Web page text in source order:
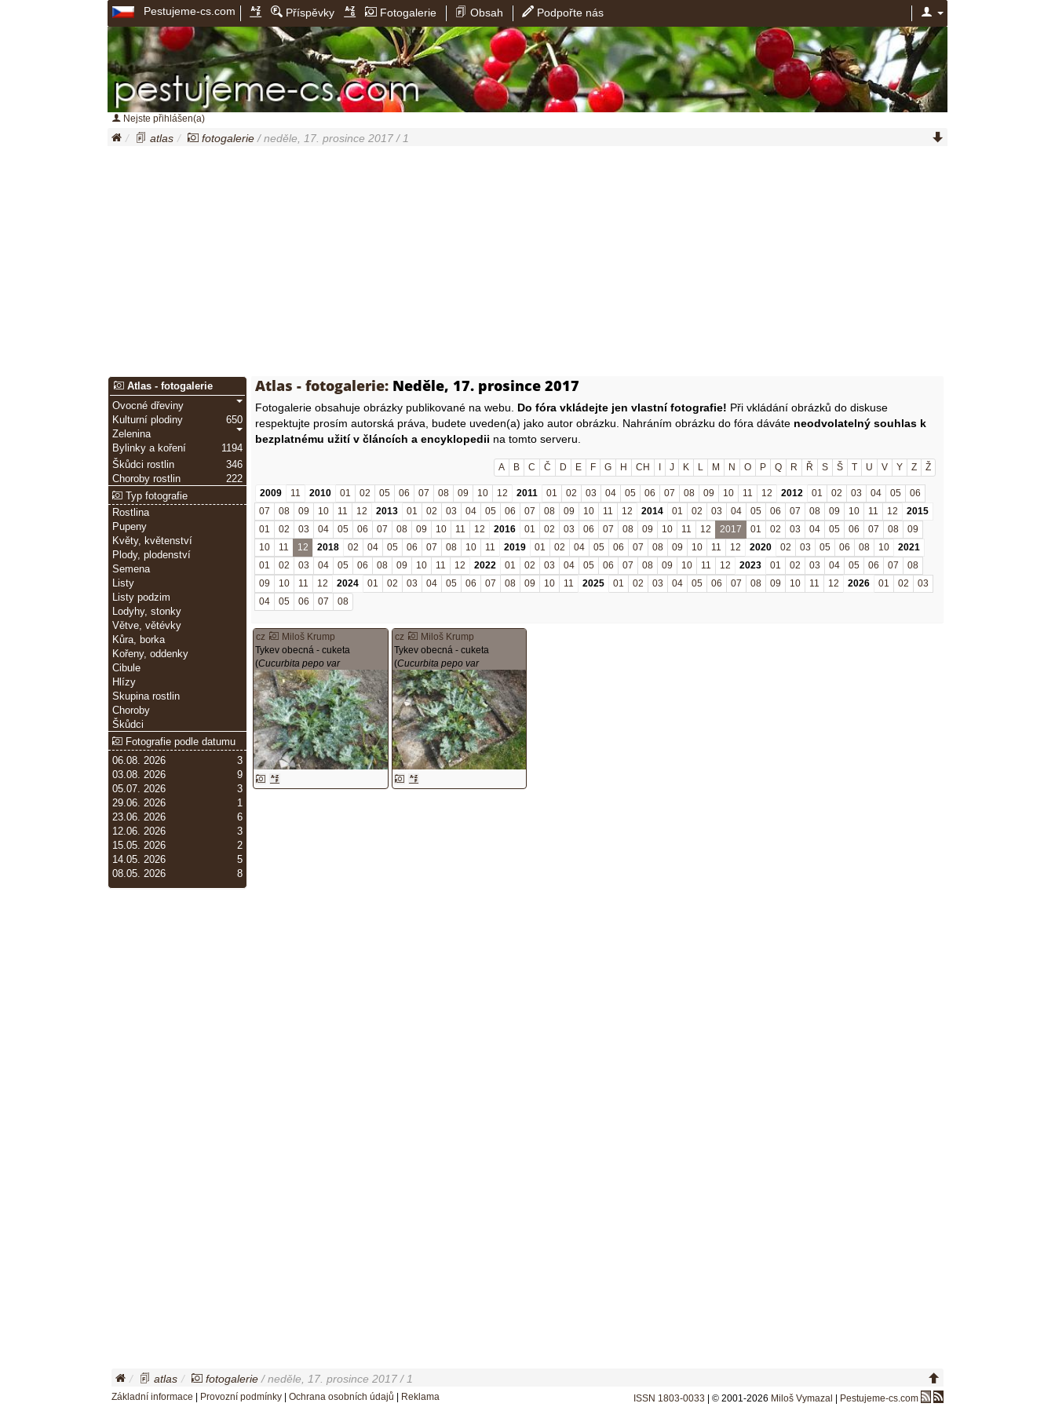
Pestujeme-cs.com Příspěvky Fotogalerie Obsah Podpořte nás
Nejste přihlášen(a)
atlas fotogalerie / neděle, 17. prosince 2017 / 1
Atlas - fotogalerie: Neděle, 17. prosince 2017
Fotogalerie obsahuje obrázky publikované na webu. Do fóra vkládejte jen vlastní fotografie! Při vkládání obrázků do diskuse
respektujte prosím autorská práva, budete uveden(a) jako autor obrázku. Nahráním obrázku do fóra dáváte neodvolatelný souhlas k
bezplatnému užití v článcích a encyklopedii na tomto serveru.
A B C Č D E F G H CH I J K L M N O P Q R Ř S Š T U V Y Z Ž
2009 11 2010 01 02 05 06 07 08 09 10 12 2011 01 02 03 04 05 06 07 08 09 10 11 12 2012 01 02 03 04 05
06
07
08 09 10 11 12 2013 01 02 03 04 05 06 07 08 09 10 11 12 2014 01 02 03 04 05 06 07 08 09 10 11 12
2015
01
02 03 04 05 06 07 08 09 10 11 12 2016 01 02 03 06 07 08 09 10 11 12 2017 01 02 03 04 05 06 07 08
09
10
11 12 2018 02 04 05 06 07 08 10 11 2019 01 02 04 05 06 07 08 09 10 11 12 2020 02 03 05 06 08 10
2021
01
02 03 04 05 06 08 09 10 11 12 2022 01 02 03 04 05 06 07 08 09 10 11 12 2023 01 02 03 04 05 06 07
08
09
10 11 12 2024 01 02 03 04 05 06 07 08 09 10 11 2025 01 02 03 04 05 06 07 08 09 10 11 12 2026 01 02
03
04
05 06 07 08
cz
Miloš Krump
Tykev obecná - cuketa
(Cucurbita pepo var
giromontiina)
cz
Miloš Krump
Tykev obecná - cuketa
(Cucurbita pepo var
giromontiina)
Atlas - fotogalerie
Ovocné dřeviny
650
Kulturní plodiny
Zelenina
1194
Bylinky a koření
346
Škůdci rostlin
222
Choroby rostlin
Typ fotografie
Rostlina
Pupeny
Květy, květenství
Plody, plodenství
Semena
Listy
Listy podzim
Lodyhy, stonky
Větve, větévky
Kůra, borka
Kořeny, oddenky
Cibule
Hlízy
Skupina rostlin
Choroby
Škůdci
Fotografie podle datumu
3
06.08. 2026
9
03.08. 2026
3
05.07. 2026
1
29.06. 2026
6
23.06. 2026
3
12.06. 2026
2
15.05. 2026
5
14.05. 2026
8
08.05. 2026
atlas fotogalerie / neděle, 17. prosince 2017 / 1
ISSN 1803-0033 | © 2001-2026 Miloš Vymazal | Pestujeme-cs.com
Základní informace | Provozní podmínky | Ochrana osobních údajů | Reklama